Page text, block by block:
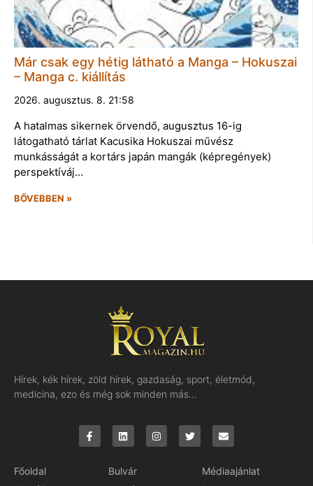
Már csak egy hétig látható a Manga – Hokuszai
– Manga c. kiállítás
2026. augusztus. 8. 21:58
A hatalmas sikernek örvendő, augusztus 16-ig
látogatható tárlat Kacusika Hokuszai művész
munkásságát a kortárs japán mangák (képregények)
perspektíváj…
BŐVEBBEN »
Hírek, kék hírek, zöld hírek, gazdaság, sport, életmód,
medicina, ezo és még sok minden más…
Főoldal
Bulvár
Médiaajánlat